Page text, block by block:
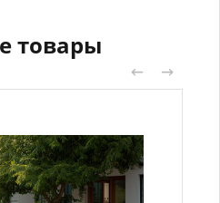
товары